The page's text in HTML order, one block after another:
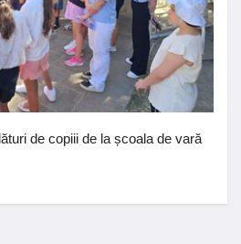
de copiii de la școala de vară